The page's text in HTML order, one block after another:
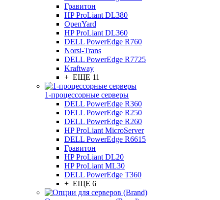
Гравитон
HP ProLiant DL380
OpenYard
HP ProLiant DL360
DELL PowerEdge R760
Norsi-Trans
DELL PowerEdge R7725
Kraftway
+ ЕЩЕ 11
1-процессорные серверы
DELL PowerEdge R360
DELL PowerEdge R250
DELL PowerEdge R260
HP ProLiant MicroServer
DELL PowerEdge R6615
Гравитон
HP ProLiant DL20
HP ProLiant ML30
DELL PowerEdge T360
+ ЕЩЕ 6